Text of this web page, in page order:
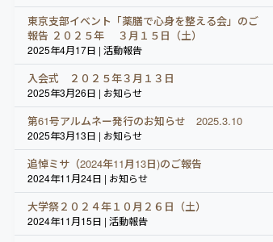
東京支部イベント「薬膳で心身を整える会」のご
報告 ２０２５年 ３月１５日（土）
2025年4月17日 | 活動報告
入会式 ２０２５年３月１３日
2025年3月26日 | お知らせ
第61号アルムネー発行のお知らせ 2025.3.10
2025年3月13日 | お知らせ
追悼ミサ（2024年11月13日)のご報告
2024年11月24日 | お知らせ
大学祭２０２４年１０月２６日（土）
2024年11月15日 | 活動報告